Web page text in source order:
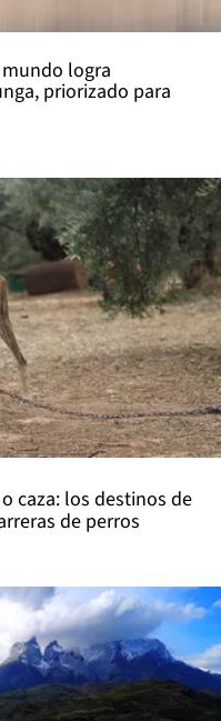
logra
priorizado para
caza: los destinos de
de perros